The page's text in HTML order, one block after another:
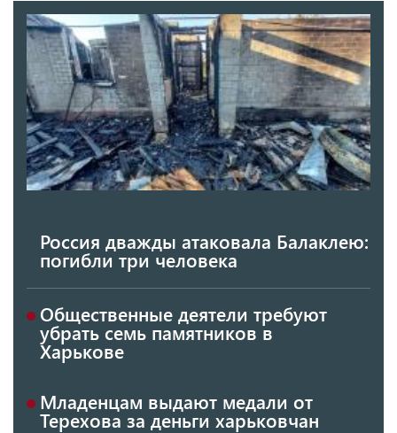
Россия дважды атаковала Балаклею:
погибли три человека
Общественные деятели требуют
убрать семь памятников в
Харькове
Младенцам выдают медали от
Терехова за деньги харьковчан